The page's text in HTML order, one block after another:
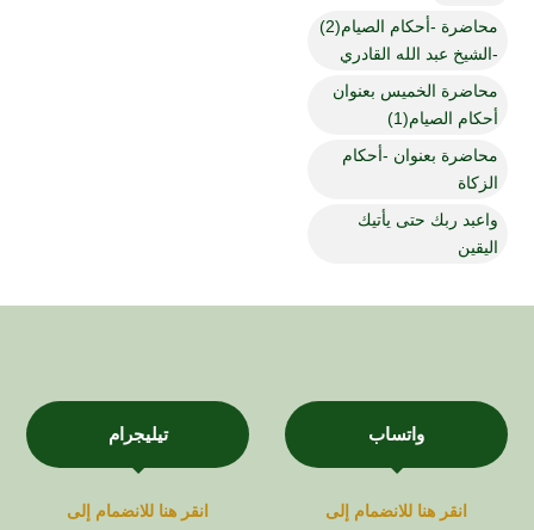
محاضرة -أحكام الصيام(2)
-الشيخ عبد الله القادري
محاضرة الخميس بعنوان
أحكام الصيام(1)
محاضرة بعنوان -أحكام
الزكاة
واعبد ربك حتى يأتيك
اليقين
واتساب
انقر هنا للانضمام إلى
تيليجرام
انقر هنا للانضمام إلى